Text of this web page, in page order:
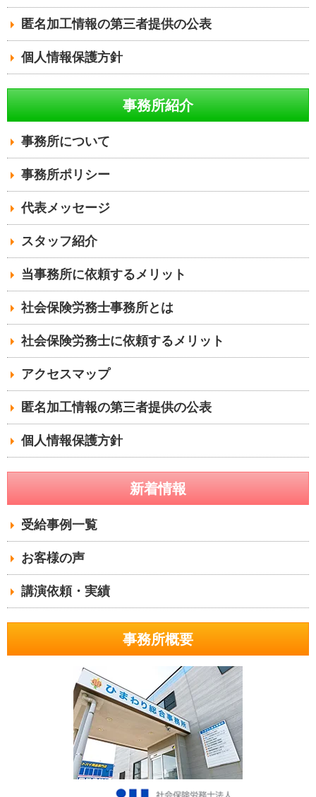
匿名加工情報の第三者提供の公表
個人情報保護方針
事務所紹介
事務所について
事務所ポリシー
代表メッセージ
スタッフ紹介
当事務所に依頼するメリット
社会保険労務士事務所とは
社会保険労務士に依頼するメリット
アクセスマップ
匿名加工情報の第三者提供の公表
個人情報保護方針
新着情報
受給事例一覧
お客様の声
講演依頼・実績
事務所概要